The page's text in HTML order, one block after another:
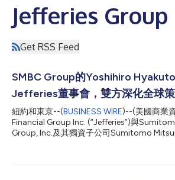
Jefferies Group
Get RSS Feed
SMBC Group的Yoshihiro
Jefferies董事會，雙方深化全球
紐約和東京--(BUSINESS WIRE)--(美國商業
Financial Group Inc. (“Jefferies”)與
Group, Inc.及其獨資子公司Sumitomo
Yoshihiro Hyakutome為Jefferies董事會成